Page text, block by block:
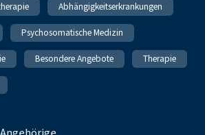
Abhängigkeitserkrankungen
Psychosomatische Medizin
Besondere Angebote Therapie